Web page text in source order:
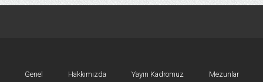
Genel Hakkımızda Yayın Kadromuz Mezunlar